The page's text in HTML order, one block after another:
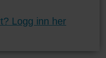
Logg inn her